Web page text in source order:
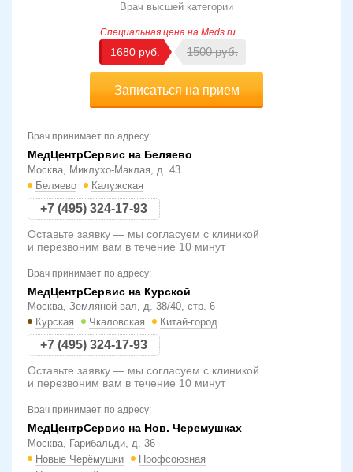
Врач высшей категории
1680 1500
Записаться на прием
Врач принимает по адресу:
МедЦентрСервис на Беляево
Москва, Миклухо-Маклая, д. 43
Беляево
Калужская
+7 (495) 324-17-93
Оставьте заявку — мы согласуем с клиникой
и перезвоним вам в течение 10 минут
Врач принимает по адресу:
МедЦентрСервис на Курской
Москва, Земляной вал, д. 38/40, стр. 6
Курская
Чкаловская Китай-город
+7 (495) 324-17-93
Оставьте заявку — мы согласуем с клиникой
и перезвоним вам в течение 10 минут
Врач принимает по адресу:
МедЦентрСервис на Нов. Черемушках
Москва, Гарибальди, д. 36
Новые Черёмушки
Профсоюзная